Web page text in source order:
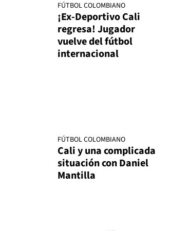
FÚTBOL COLOMBIANO
¡Ex-Deportivo Cali
regresa! Jugador
vuelve del fútbol
internacional
FÚTBOL COLOMBIANO
Cali y una complicada
situación con Daniel
Mantilla